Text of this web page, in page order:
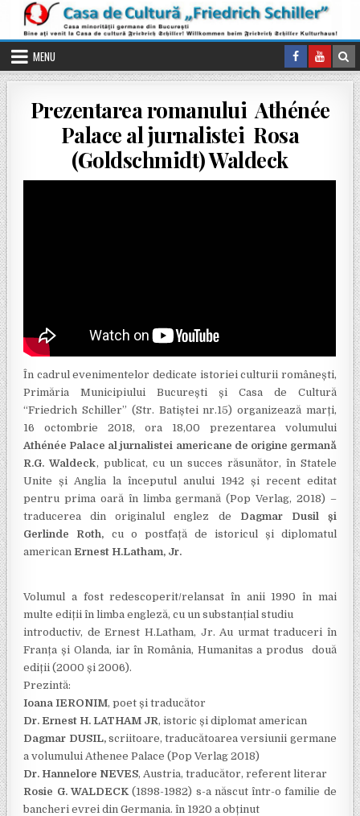
Skip to content
MENU
Prezentarea romanului Athénée
Palace al jurnalistei Rosa
(Goldschmidt) Waldeck
În cadrul evenimentelor dedicate istoriei culturii românești,
Primăria Municipiului București și Casa de Cultură
“Friedrich Schiller” (Str. Batiștei nr.15) organizează marți,
16 octombrie 2018, ora 18,00 prezentarea volumului
Athénée Palace al jurnalistei americane de origine germană
R.G. Waldeck, publicat, cu un succes răsunător, în Statele
Unite și Anglia la începutul anului 1942 și recent editat
pentru prima oară în limba germană (Pop Verlag, 2018) –
traducerea din originalul englez de Dagmar Dusil și
Gerlinde Roth, cu o postfață de istoricul și diplomatul
americanErnest H.Latham, Jr.
Volumul a fost redescoperit/relansat în anii 1990 în mai
multe ediții în limba engleză, cu un substanțial studiu
introductiv, de Ernest H.Latham, Jr. Au urmat traduceri în
Franța și Olanda, iar în România, Humanitas a produs două
ediții (2000 și 2006).
Prezintă:
Ioana IERONIM, poet și traducător
Dr. Ernest H. LATHAM JR, istoric și diplomat american
Dagmar DUSIL,scriitoare, traducătoarea versiunii germane
a volumului Athenee Palace (Pop Verlag 2018)
Dr. Hannelore NEVES, Austria, traducător, referent literar
Rosie G. WALDECK (1898-1982) s-a născut într-o familie de
bancheri evrei din Germania. în 1920 a obținut